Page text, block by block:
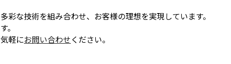
な技術を組み合わせ、お客様の理想を実現しています。
。
軽にお問い合わせください。